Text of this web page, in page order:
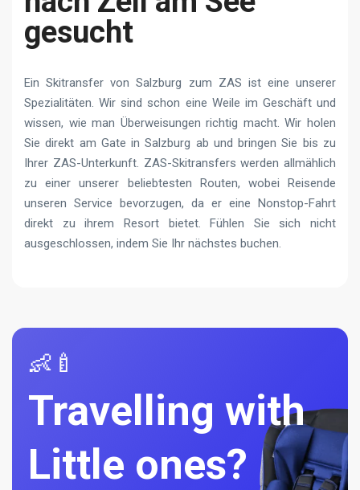
gesucht
Ein Skitransfer von Salzburg zum ZAS ist eine unserer
Spezialitäten. Wir sind schon eine Weile im Geschäft und
wissen, wie man Überweisungen richtig macht. Wir holen
Sie direkt am Gate in Salzburg ab und bringen Sie bis zu
Ihrer ZAS-Unterkunft. ZAS-Skitransfers werden allmählich
zu einer unserer beliebtesten Routen, wobei Reisende
unseren Service bevorzugen, da er eine Nonstop-Fahrt
direkt zu ihrem Resort bietet. Fühlen Sie sich nicht
ausgeschlossen, indem Sie Ihr nächstes buchen.
👶🍼
Travelling with
Little ones?